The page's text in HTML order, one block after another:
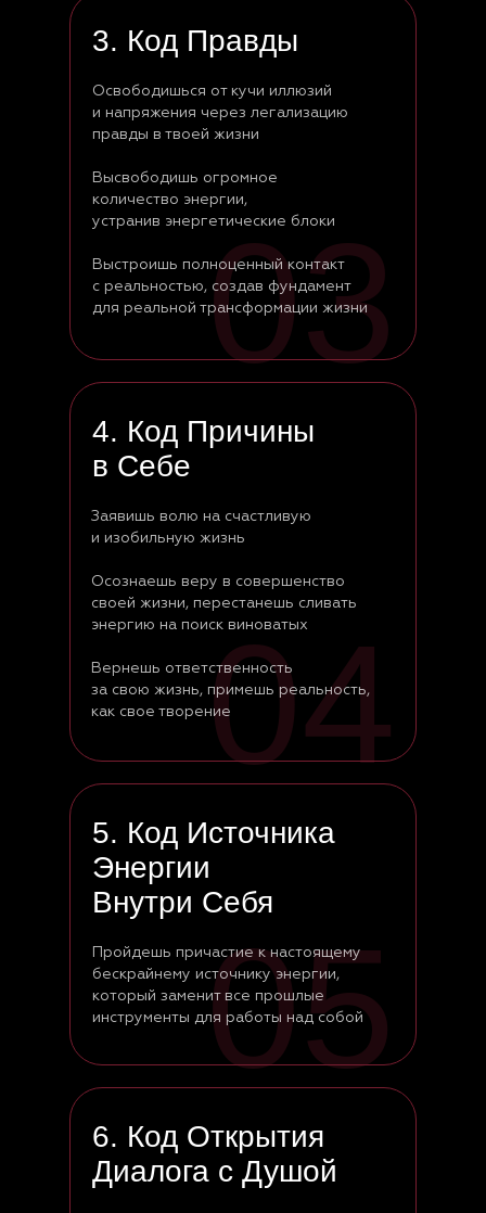
03
3. Код Правды
Освободишься от кучи иллюзий
и напряжения через легализацию
правды в твоей жизни
Высвободишь огромное
количество энергии,
устранив энергетические блоки
Выстроишь полноценный контакт
с реальностью, создав фундамент
для реальной трансформации жизни
04
4. Код Причины
в Себе
Заявишь волю на счастливую
и изобильную жизнь
Осознаешь веру в совершенство
своей жизни, перестанешь сливать
энергию на поиск виноватых
Вернешь ответственность
за свою жизнь, примешь реальность,
как свое творение
05
5. Код Источника
Энергии
Внутри Себя
Пройдешь причастие к настоящему
бескрайнему источнику энергии,
который заменит все прошлые
инструменты для работы над собой
6. Код Открытия
Диалога с Душой